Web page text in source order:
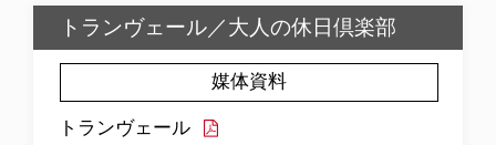
トランヴェール／大人の休日倶楽部
媒体資料
トランヴェール